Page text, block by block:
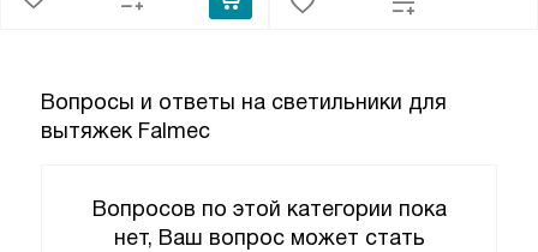
Вопросы и ответы на светильники для
вытяжек Falmec
Вопросов по этой категории пока
нет, Ваш вопрос может стать